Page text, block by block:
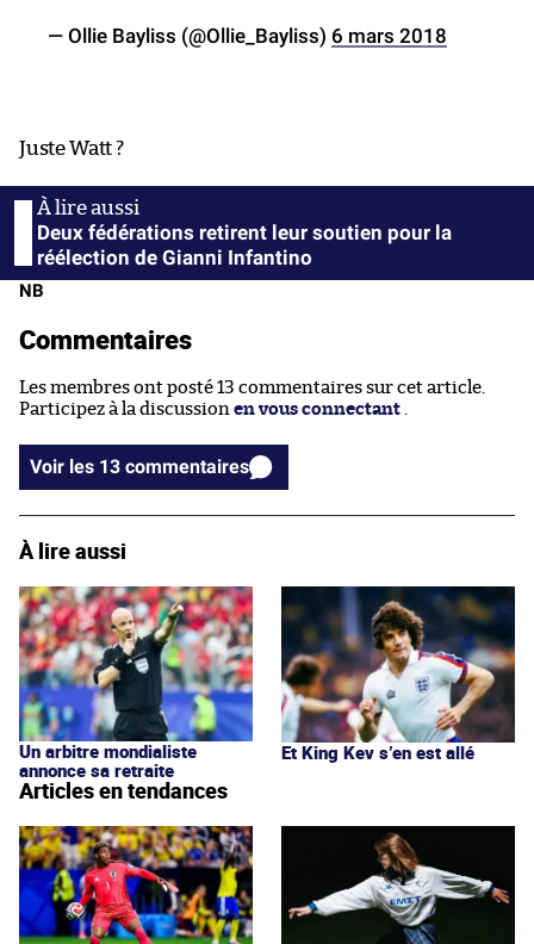
— Ollie Bayliss (@Ollie_Bayliss) 6 mars 2018
Juste Watt ?
Deux fédérations retirent leur soutien pour la
réélection de Gianni Infantino
NB
Commentaires
Les membres ont posté 13 commentaires sur cet article.
Participez à la discussion en vous connectant
Voir les 13 commentaires
À lire aussi
Un arbitre mondialiste
annonce sa retraite
Et King Kev s’en est allé
Articles en tendances